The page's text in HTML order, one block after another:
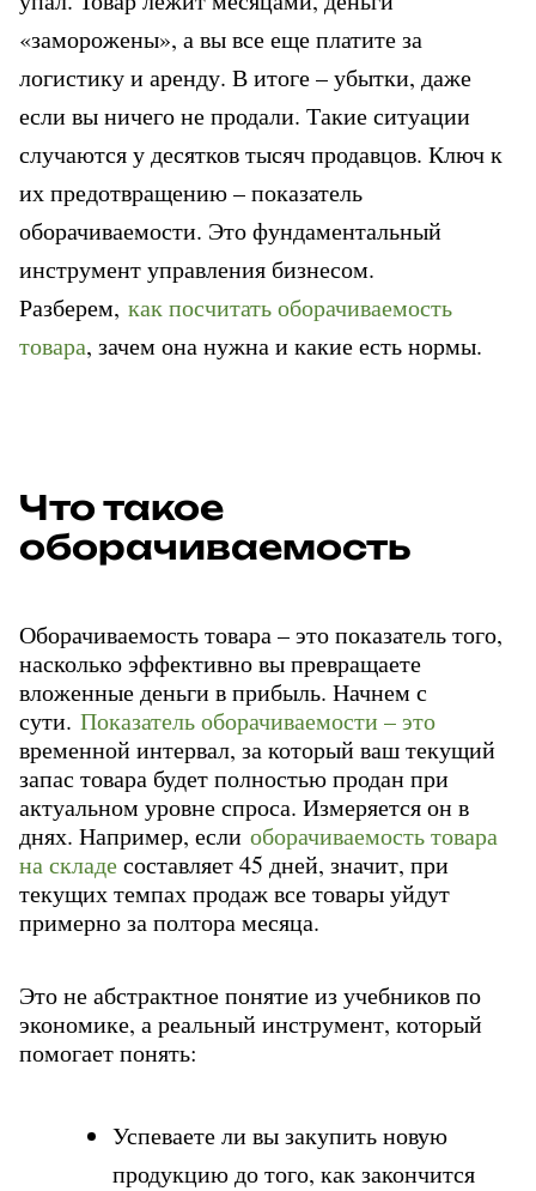
«заморожены», а вы все еще платите за
логистику и аренду. В итоге – убытки, даже
если вы ничего не продали. Такие ситуации
случаются у десятков тысяч продавцов. Ключ к
их предотвращению – показатель
оборачиваемости. Это фундаментальный
инструмент управления бизнесом.
Разберем, как посчитать оборачиваемость
товара, зачем она нужна и какие есть нормы.
Что такое
оборачиваемость
Оборачиваемость товара – это показатель того,
насколько эффективно вы превращаете
вложенные деньги в прибыль. Начнем с
сути. Показатель оборачиваемости – это
временной интервал, за который ваш текущий
запас товара будет полностью продан при
актуальном уровне спроса. Измеряется он в
днях. Например, если оборачиваемость товара
на складе составляет 45 дней, значит, при
текущих темпах продаж все товары уйдут
примерно за полтора месяца.
Это не абстрактное понятие из учебников по
экономике, а реальный инструмент, который
помогает понять:
Успеваете ли вы закупить новую
продукцию до того, как закончится